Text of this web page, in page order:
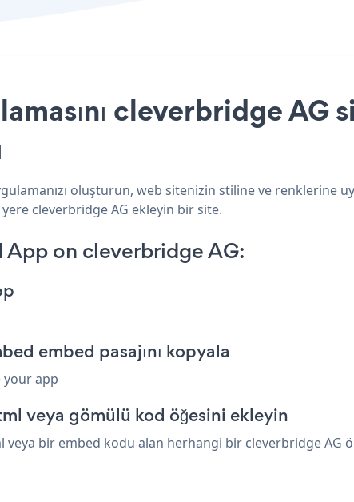
cleverbridge
oluşturun, web sitenizin stiline ve renklerine
cleverbridge AG ekleyin bir site.
on cleverbridge AG:
embed pasajını kopyala
your app
veya gömülü kod öğesini ekleyin
bir embed kodu alan herhangi bir cleverbridge AG